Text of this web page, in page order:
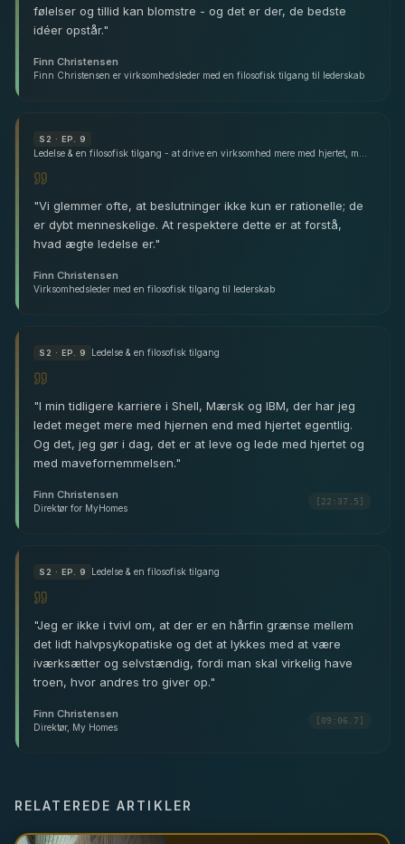
følelser og tillid kan blomstre - og det er der, de bedste
idéer opstår."
Finn Christensen
Finn Christensen er virksomhedsleder med en filosofisk tilgang til lederskab
S 2 · EP. 9
"Vi glemmer ofte, at beslutninger ikke kun er rationelle; de
er dybt menneskelige. At respektere dette er at forstå,
hvad ægte ledelse er."
Finn Christensen
Virksomhedsleder med en filosofisk tilgang til lederskab
S 2 · EP. 9 Ledelse & en filosofisk tilgang
"I min tidligere karriere i Shell, Mærsk og IBM, der har jeg
ledet meget mere med hjernen end med hjertet egentlig.
Og det, jeg gør i dag, det er at leve og lede med hjertet og
med mavefornemmelsen."
Finn Christensen
Direktør for MyHomes
[22:37.5]
S 2 · EP. 9 Ledelse & en filosofisk tilgang
"Jeg er ikke i tvivl om, at der er en hårfin grænse mellem
det lidt halvpsykopatiske og det at lykkes med at være
iværksætter og selvstændig, fordi man skal virkelig have
troen, hvor andres tro giver op."
Finn Christensen
Direktør, My Homes
[09:06.7]
RELATEREDE ARTIKLER